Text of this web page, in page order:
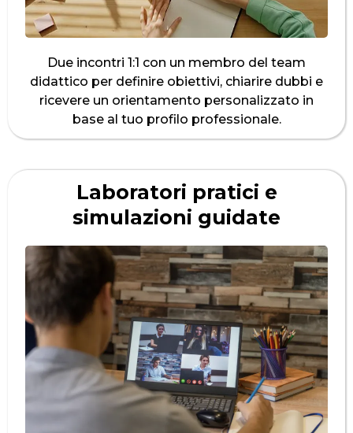
Due incontri 1:1 con un membro del team
didattico per definire obiettivi, chiarire dubbi e
ricevere un orientamento personalizzato in
base al tuo profilo professionale.
Laboratori pratici e
simulazioni guidate